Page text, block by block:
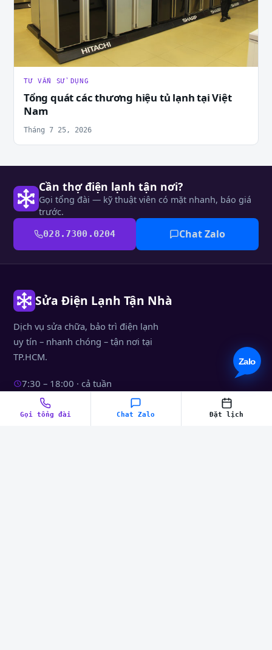
TƯ VẤN SỬ DỤNG
Tổng quát các thương hiệu tủ lạnh tại Việt
Nam
Tháng 7 25, 2026
Cần thợ điện lạnh tận nơi?
Gọi tổng đài — kỹ thuật viên có mặt nhanh, báo giá
trước.
028.7300.0204 Chat Zalo
Sửa Điện Lạnh Tận Nhà
Dịch vụ sửa chữa, bảo trì điện lạnh
uy tín – nhanh chóng – tận nơi tại
TP.HCM.
7:30 – 18:00 · cả tuần
Phục vụ khắp khu vực TP.HCM
Gọi tổng đài Chat Zalo Đặt lịch